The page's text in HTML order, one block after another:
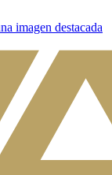
imagen destacada